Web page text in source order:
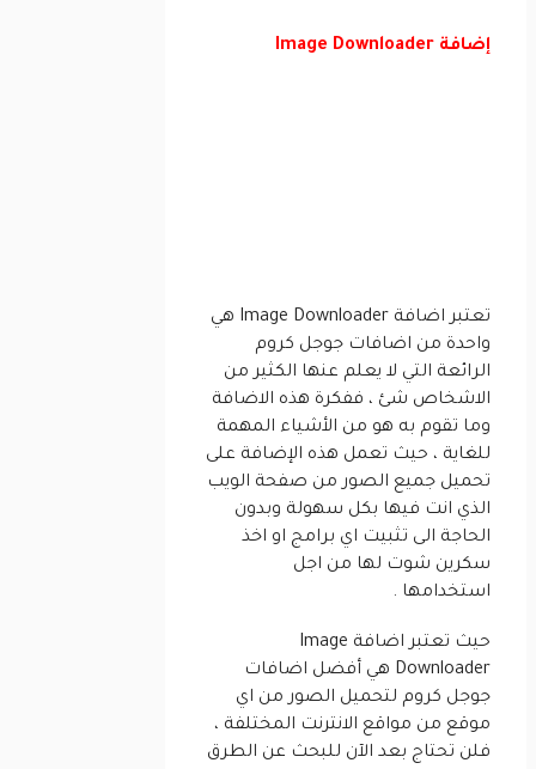
إضافة Image Downloader
تعتبر اضافة Image Downloader هي
واحدة من اضافات جوجل كروم
الرائعة التي لا يعلم عنها الكثير من
الاشخاص شئ ، ففكرة هذه الاضافة
وما تقوم به هو من الأشياء المهمة
للغاية ، حيث تعمل هذه الإضافة على
تحميل جميع الصور من صفحة الويب
الذي انت فيها بكل سهولة وبدون
الحاجة الى تثبيت اي برامج او اخذ
سكرين شوت لها من اجل
استخدامها .
حيث تعتبر اضافة Image
Downloader هي أفضل اضافات
جوجل كروم لتحميل الصور من اي
موقع من مواقع الانترنت المختلفة ،
فلن تحتاج بعد الآن للبحث عن الطرق